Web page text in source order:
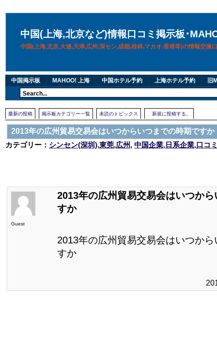
中国(上海,北京など)情報口コミ掲示板･
中国(上海,北京,大連,天津,広州,深セン,成都,桂林,マカオ,香港等)の情報交換
中国掲示板 MAHOO! 上海 中国ホテル予約 上海ホテル予約 旧
最新の投稿 掲示板カテゴリー一覧 未読のトピックス 新規に投稿する。
2013年の広州貿易交易会はいつからいつまでの時期ですか
カテゴリー： シンセン(深圳),東莞,広州, 中国企業,日系企業,口コ
Guest
2013年の広州貿易交易会はいつか
すか
2013年の広州貿易交易会はいつか
すか